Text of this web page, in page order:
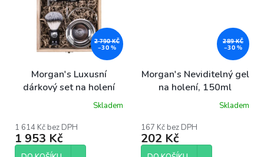
2 790 KČ
–30 %
Morgan's Luxusní
dárkový set na holení
Skladem
1 614 Kč bez DPH
1 953 Kč
289 KČ
–30 %
Morgan's Neviditelný gel
na holení, 150ml
Skladem
167 Kč bez DPH
202 Kč